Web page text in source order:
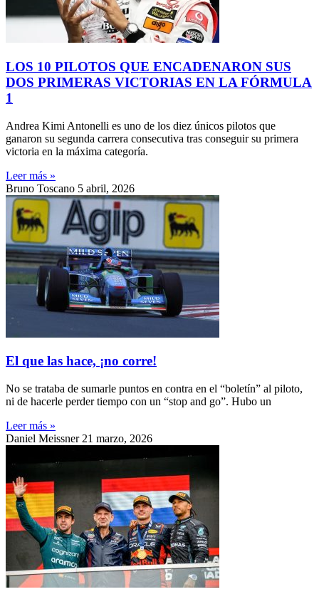
LOS 10 PILOTOS QUE ENCADENARON SUS
DOS PRIMERAS VICTORIAS EN LA FÓRMULA
1
Andrea Kimi Antonelli es uno de los diez únicos pilotos que
ganaron su segunda carrera consecutiva tras conseguir su primera
victoria en la máxima categoría.
Leer más »
Bruno Toscano 5 abril, 2026
El que las hace, ¡no corre!
No se trataba de sumarle puntos en contra en el “boletín” al piloto,
ni de hacerle perder tiempo con un “stop and go”. Hubo un
Leer más »
Daniel Meissner 21 marzo, 2026